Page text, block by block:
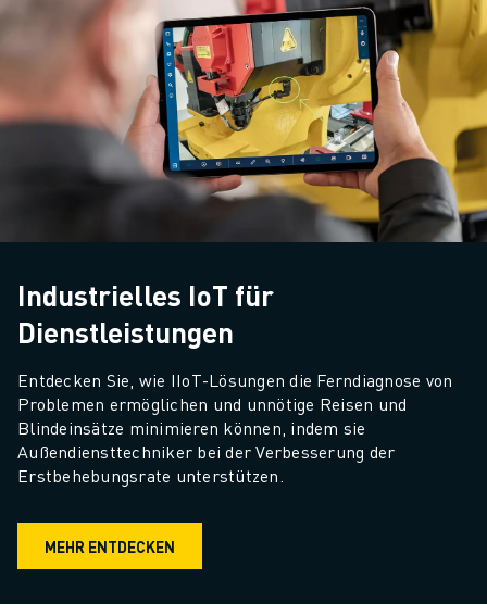
Industrielles IoT für
Dienstleistungen
Entdecken Sie, wie IIoT-Lösungen die Ferndiagnose von
Problemen ermöglichen und unnötige Reisen und
Blindeinsätze minimieren können, indem sie
Außendiensttechniker bei der Verbesserung der
Erstbehebungsrate unterstützen.
MEHR ENTDECKEN